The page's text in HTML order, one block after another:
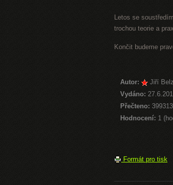
Letos se
trochou teorie a
Končit budeme
Autor:
Jiří
Vydáno:
Přečteno:
Hodnocení: 1
Formát pro tisk